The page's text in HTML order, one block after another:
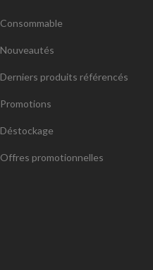
Consommable
Nouveautés
Derniers produits référencés
Promotions
Déstockage
Offres promotionnelles